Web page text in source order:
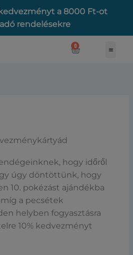
a 8000 Ft-ot
rendelésekre
0
KOSÁR
hogy időről
úgy döntöttünk, hogy
10. pokézást ajándékba
a pecsétek
helyben fogyasztásra
10% kedvezményt